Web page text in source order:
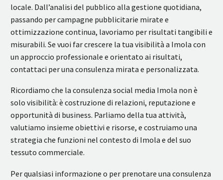
locale. Dall’analisi del pubblico alla gestione quotidiana,
passando per campagne pubblicitarie mirate e
ottimizzazione continua, lavoriamo per risultati tangibili e
misurabili. Se vuoi far crescere la tua visibilità a Imola con
un approccio professionale e orientato ai risultati,
contattaci per una consulenza mirata e personalizzata.
Ricordiamo che la consulenza social media Imola non è
solo visibilità: è costruzione di relazioni, reputazione e
opportunità di business. Parliamo della tua attività,
valutiamo insieme obiettivi e risorse, e costruiamo una
strategia che funzioni nel contesto di Imola e del suo
tessuto commerciale.
Per qualsiasi informazione o per prenotare una consulenza